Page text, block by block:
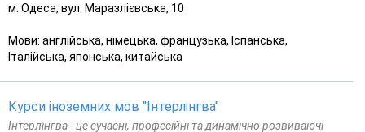
м. Одеса, вул. Маразлієвська, 10
Мови: англійська, німецька, французька, Іспанська,
Італійська, японська, китайська
Курси іноземних мов "Інтерлінгва"
Інтерлінгва - це сучасні, професійні та динамічно розвиваючі